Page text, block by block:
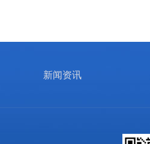
新闻资讯